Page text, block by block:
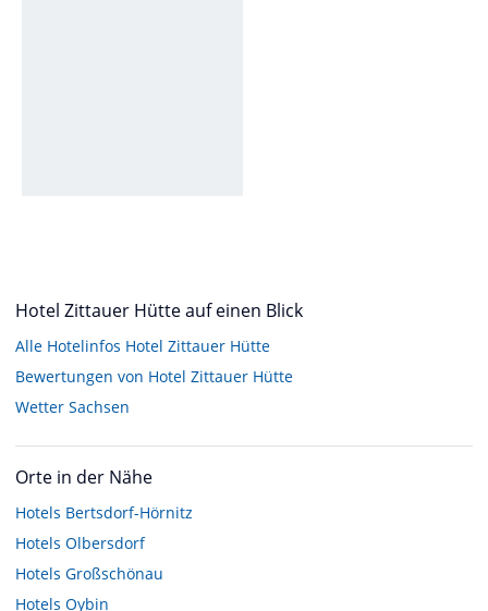
Hotel Zittauer Hütte auf einen Blick
Alle Hotelinfos Hotel Zittauer Hütte
Bewertungen von Hotel Zittauer Hütte
Wetter Sachsen
Orte in der Nähe
Hotels Bertsdorf-Hörnitz
Hotels Olbersdorf
Hotels Großschönau
Hotels Oybin